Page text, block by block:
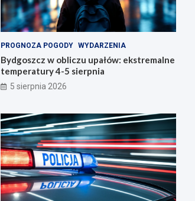
PROGNOZA POGODY WYDARZENIA
Bydgoszcz w obliczu upałów: ekstremalne
temperatury 4-5 sierpnia
5 sierpnia 2026